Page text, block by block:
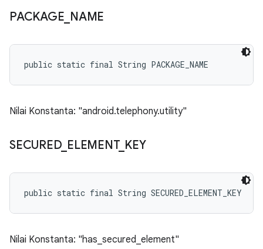
PACKAGE NAME
public static final String PACKAGE_NAME
Nilai Konstanta: "android.telephony.utility"
SECURED_ ELEMENT_ KEY
public static final String SECURED_ELEMENT_KEY
Nilai Konstanta: "has_secured_element"